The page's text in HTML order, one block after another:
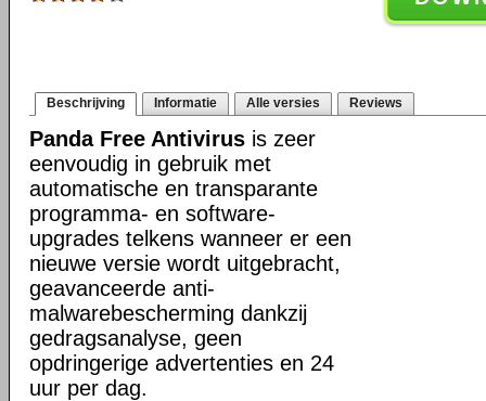
Beschrijving Informatie Alle versies Reviews
Panda Free Antivirus is zeer
eenvoudig in gebruik met
automatische en transparante
programma- en software-
upgrades telkens wanneer er een
nieuwe versie wordt uitgebracht,
geavanceerde anti-
malwarebescherming dankzij
gedragsanalyse, geen
opdringerige advertenties en 24
uur per dag.